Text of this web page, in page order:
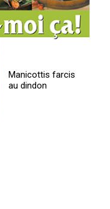
Manicottis farcis
au dindon